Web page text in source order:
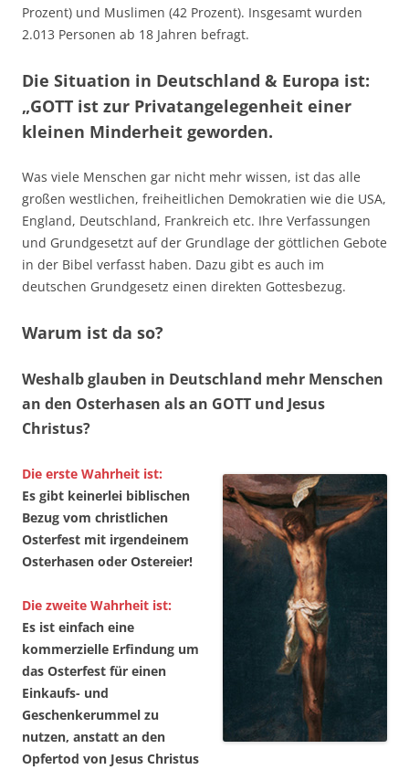
Prozent) und Muslimen (42 Prozent). Insgesamt wurden
2.013 Personen ab 18 Jahren befragt.
Die Situation in Deutschland & Europa ist:
„GOTT ist zur Privatangelegenheit einer
kleinen Minderheit geworden.
Was viele Menschen gar nicht mehr wissen, ist das alle
großen westlichen, freiheitlichen Demokratien wie die USA,
England, Deutschland, Frankreich etc. Ihre Verfassungen
und Grundgesetzt auf der Grundlage der göttlichen Gebote
in der Bibel verfasst haben. Dazu gibt es auch im
deutschen Grundgesetz einen direkten Gottesbezug.
Warum ist da so?
Weshalb glauben in Deutschland mehr Menschen
an den Osterhasen als an GOTT und Jesus
Christus?
Die erste Wahrheit ist:
Es gibt keinerlei biblischen
Bezug vom christlichen
Osterfest mit irgendeinem
Osterhasen oder Ostereier!
Die zweite Wahrheit ist:
Es ist einfach eine
kommerzielle Erfindung um
das Osterfest für einen
Einkaufs- und
Geschenkerummel zu
nutzen, anstatt an den
Opfertod von Jesus Christus